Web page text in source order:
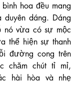
hoa đều mang
dáng. Dáng
vừa có sự mộc
thể hiện sự thanh
đường cong trên
chăm chút tỉ mỉ,
hài hòa và nhẹ